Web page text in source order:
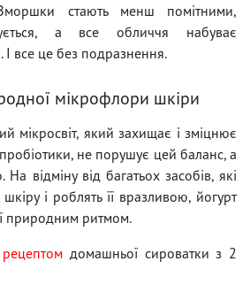
стають менш помітними,
а все обличчя набуває
І все це без подразнення.
мікрофлори шкіри
мікросвіт, який захищає і зміцнює
пробіотики, не порушує цей баланс, а
відміну від багатьох засобів, які
і роблять її вразливою, йогурт
природним ритмом.
рецептом домашньої сироватки з 2